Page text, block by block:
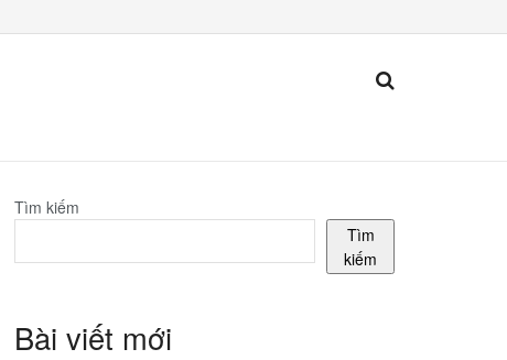
Tìm kiếm
Tìm
kiếm
Bài viết mới